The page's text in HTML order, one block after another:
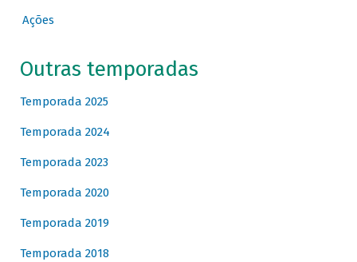
Ações
Outras temporadas
Temporada 2025
Temporada 2024
Temporada 2023
Temporada 2020
Temporada 2019
Temporada 2018